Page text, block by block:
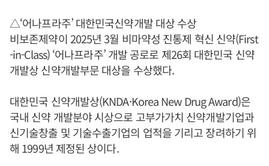
△‘어나프라주’ 대한민국신약개발 대상 수상
비보존제약이 2025년 3월 비마약성 진통제 혁신 신약(First
-in-Class) ‘어나프라주’ 개발 공로로 제26회 대한민국 신약
개발상 신약개발부문 대상을 수상했다.
대한민국 신약개발상(KNDA·Korea New Drug Award)은
국내 신약 개발분야 시상으로 고부가가치 신약개발기업과
신기술창출 및 기술수출기업의 업적을 기리고 장려하기 위
해 1999년 제정된 상이다.